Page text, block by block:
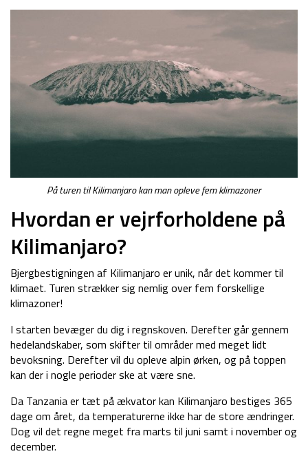
På turen til Kilimanjaro kan man opleve fem klimazoner
Hvordan er vejrforholdene på
Kilimanjaro?
Bjergbestigningen af Kilimanjaro er unik, når det kommer til
klimaet. Turen strækker sig nemlig over fem forskellige
klimazoner!
I starten bevæger du dig i regnskoven. Derefter går gennem
hedelandskaber, som skifter til områder med meget lidt
bevoksning. Derefter vil du opleve alpin ørken, og på toppen
kan der i nogle perioder ske at være sne.
Da Tanzania er tæt på ækvator kan Kilimanjaro bestiges 365
dage om året, da temperaturerne ikke har de store ændringer.
Dog vil det regne meget fra marts til juni samt i november og
december.